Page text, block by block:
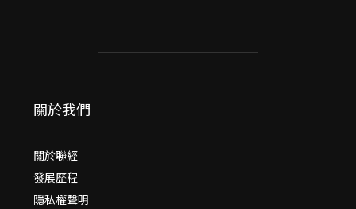
關於我們
關於聯經
發展歷程
隱私權聲明